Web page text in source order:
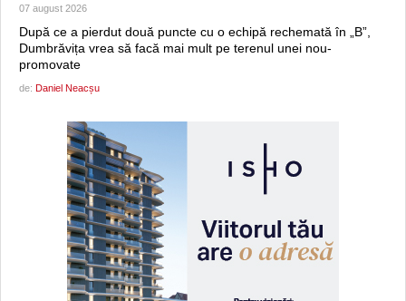
07 august 2026
După ce a pierdut două puncte cu o echipă rechemată în „B”,
Dumbrăvița vrea să facă mai mult pe terenul unei nou-
promovate
de: Daniel Neacșu